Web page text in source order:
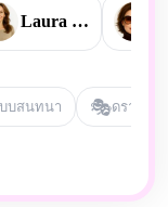
Laura Mitchell
บสนทนา 🎭ดราม่า